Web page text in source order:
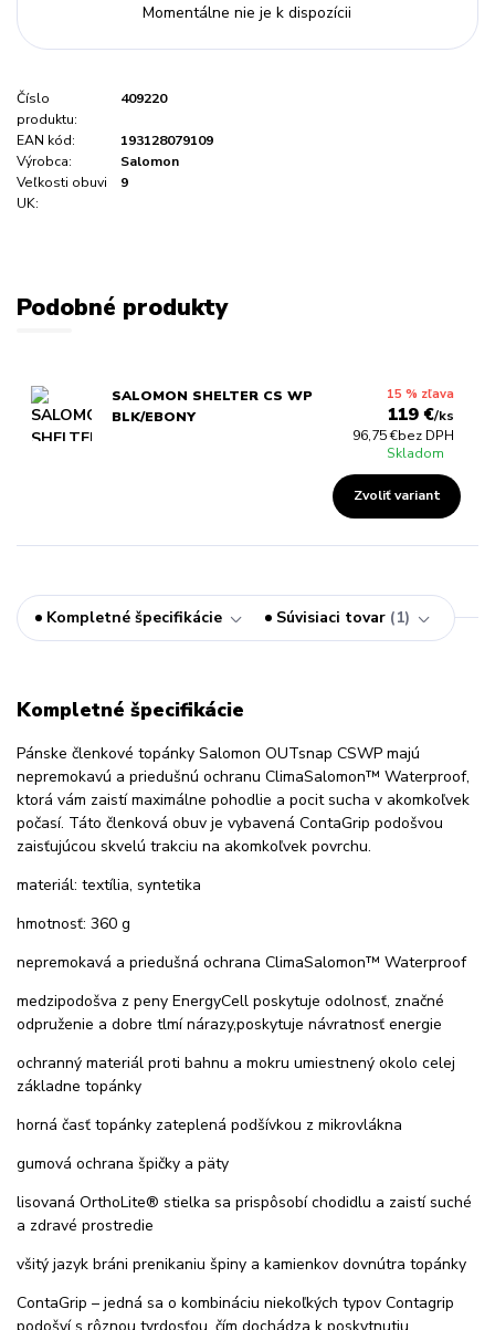
Momentálne nie je k dispozícii
Číslo
produktu:
409220
EAN kód:
193128079109
Výrobca:
Salomon
Veľkosti obuvi
UK:
9
Podobné produkty
SALOMON SHELTER CS WP
BLK/EBONY
15 % zľava
119 €/ks
96,75 €bez DPH
Skladom
Zvoliť variant
Kompletné špecifikácie Súvisiaci tovar 1
Kompletné špecifikácie
Pánske členkové topánky Salomon OUTsnap CSWP majú
nepremokavú a priedušnú ochranu ClimaSalomon™ Waterproof,
ktorá vám zaistí maximálne pohodlie a pocit sucha v akomkoľvek
počasí. Táto členková obuv je vybavená ContaGrip podošvou
zaisťujúcou skvelú trakciu na akomkoľvek povrchu.
materiál: textília, syntetika
hmotnosť: 360 g
nepremokavá a priedušná ochrana ClimaSalomon™ Waterproof
medzipodošva z peny EnergyCell poskytuje odolnosť, značné
odpruženie a dobre tlmí nárazy,poskytuje návratnosť energie
ochranný materiál proti bahnu a mokru umiestnený okolo celej
základne topánky
horná časť topánky zateplená podšívkou z mikrovlákna
gumová ochrana špičky a päty
lisovaná OrthoLite® stielka sa prispôsobí chodidlu a zaistí suché
a zdravé prostredie
všitý jazyk bráni prenikaniu špiny a kamienkov dovnútra topánky
ContaGrip – jedná sa o kombináciu niekoľkých typov Contagrip
podošví s rôznou tvrdosťou, čím dochádza k poskytnutiu